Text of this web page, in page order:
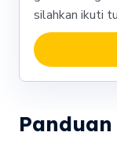
silahkan ikuti